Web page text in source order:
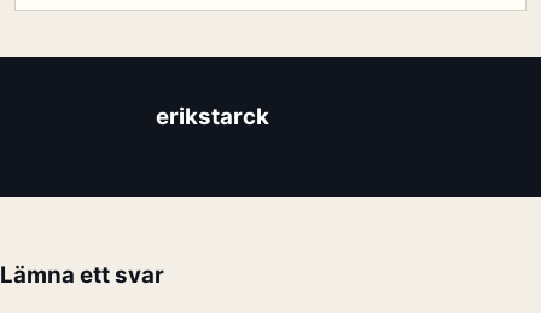
erikstarck
Lämna ett svar